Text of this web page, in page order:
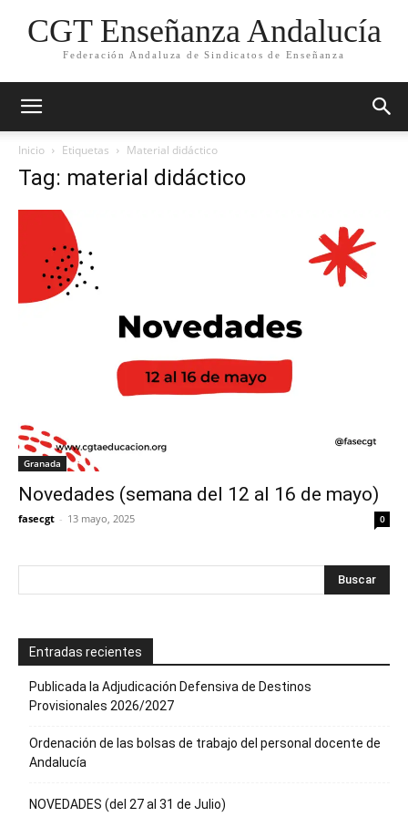
CGT Enseñanza Andalucía
Federación Andaluza de Sindicatos de Enseñanza
Inicio Etiquetas Material didáctico
Tag: material didáctico
Granada
Novedades (semana del 12 al 16 de mayo)
fasecgt - 13 mayo, 2025 0
Entradas recientes
Publicada la Adjudicación Defensiva de Destinos
Provisionales 2026/2027
Ordenación de las bolsas de trabajo del personal docente de
Andalucía
NOVEDADES (del 27 al 31 de Julio)